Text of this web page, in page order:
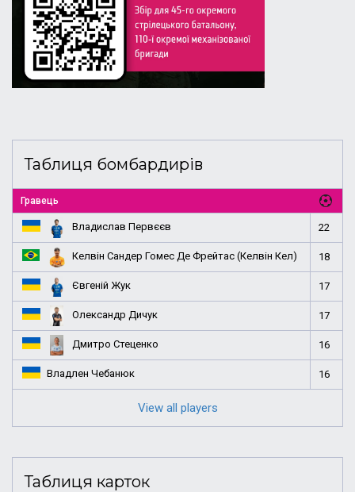
Таблиця бомбардирів
Гравець
Владислав Первєєв 22
Келвін Сандер Гомес Де Фрейтас (Келвін Кел) 18
Євгеній Жук 17
Олександр Дичук 17
Дмитро Стеценко 16
Владлен Чебанюк 16
View all players
Таблиця карток